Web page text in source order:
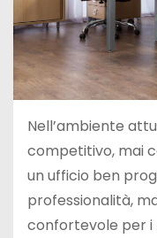
Nell’ambiente
competitivo, mai
un ufficio ben
professionalità,
confortevole per i